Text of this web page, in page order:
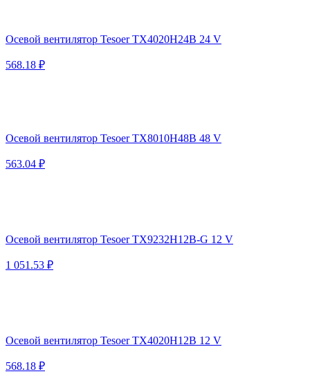
Осевой вентилятор Tesoer TX4020H24B 24 V
568.18 ₽
Осевой вентилятор Tesoer TX8010H48B 48 V
563.04 ₽
Осевой вентилятор Tesoer TX9232H12B-G 12 V
1 051.53 ₽
Осевой вентилятор Tesoer TX4020H12B 12 V
568.18 ₽